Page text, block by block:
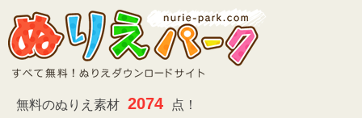
無料のぬりえ素材 2074 点！